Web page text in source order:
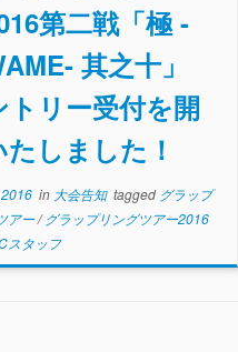
第二戦「極 -
其之十」
トリー受付を開
しました！
in 大会告知 tagged グラップ
アー/グラップリングツアー2016
スタッフ